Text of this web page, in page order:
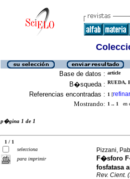
Base de datos : article
B�squeda : RUEDA,
Referencias encontradas : 1 [refinar
Mostrando: 1 .. 1 en
p�gina 1 de 1
1 / 1
selecciona
para imprimir
Pizzani,
F�sforo
fosfatasa
Rev. Cient.